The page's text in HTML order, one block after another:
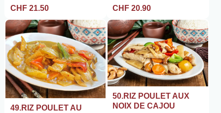
CHF 21.50 CHF 20.90
49.RIZ POULET AU
50.RIZ POULET AUX
NOIX DE CAJOU